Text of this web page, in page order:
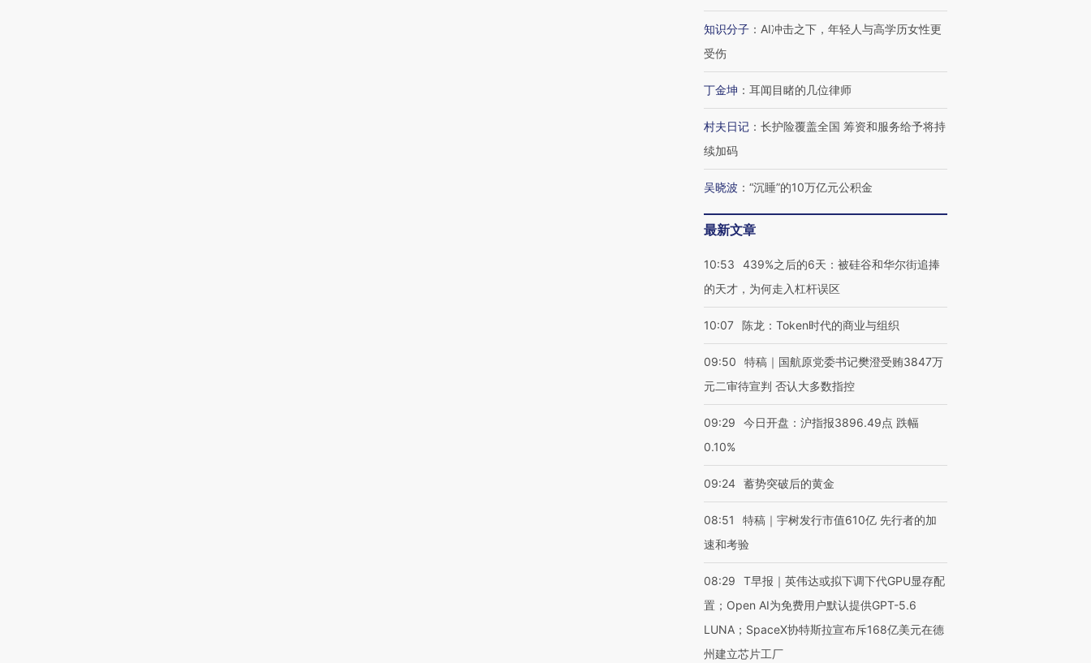
知识分子 ： AI冲击之下，年轻人与高学历女性更
受伤
丁金坤 ： 耳闻目睹的几位律师
村夫日记 ： 长护险覆盖全国 筹资和服务给予将持
续加码
吴晓波 ： “沉睡”的10万亿元公积金
最新文章
10:53
439%之后的6天：被硅谷和华尔街追捧
的天才，为何走入杠杆误区
10:07 陈龙：Token时代的商业与组织
09:50
特稿｜国航原党委书记樊澄受贿3847万
元二审待宣判 否认大多数指控
09:29
今日开盘：沪指报3896.49点 跌幅
0.10%
09:24 蓄势突破后的黄金
08:51
特稿｜宇树发行市值610亿 先行者的加
速和考验
08:29
T早报｜英伟达或拟下调下代GPU显存配
置；Open AI为免费用户默认提供GPT-5.6
LUNA；SpaceX协特斯拉宣布斥168亿美元在德
州建立芯片工厂